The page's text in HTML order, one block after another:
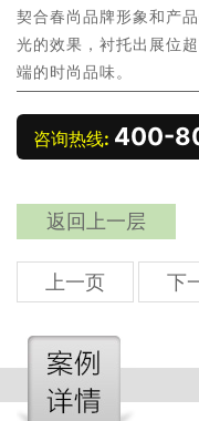
契合春尚品牌形象和产
光的效果，衬托出展位
端的时尚品味。
咨询热线: 400-
返回上一层
上一页 下